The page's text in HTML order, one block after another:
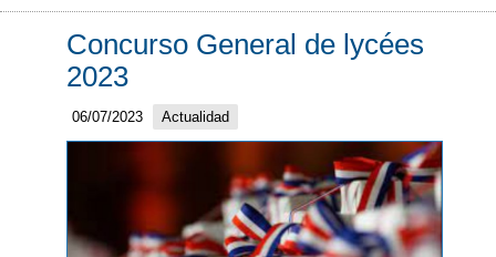
Concurso General de lycées
2023
06/07/2023 Actualidad